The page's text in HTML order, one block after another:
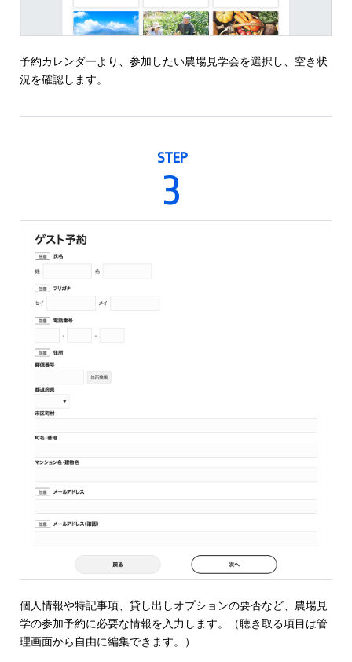
予約カレンダーより、参加したい農場見学会を選択し、空き状
況を確認します。
STEP
3
個人情報や特記事項、貸し出しオプションの要否など、農場見
学の参加予約に必要な情報を入力します。（聴き取る項目は管
理画面から自由に編集できます。）